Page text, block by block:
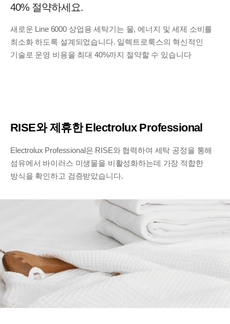
40% 절약하세요.
새로운 Line 6000 상업용 세탁기는 물, 에너지 및 세제 소비를
최소화 하도록 설계되었습니다. 일렉트로룩스의 혁신적인
기술로 운영 비용을 최대 40%까지 절약할 수 있습니다
RISE와 제휴한 Electrolux Professional
Electrolux Professional은 RISE와 협력하여 세탁 공정을 통해
섬유에서 바이러스 미생물을 비활성화하는데 가장 적합한
방식을 확인하고 검증받았습니다.